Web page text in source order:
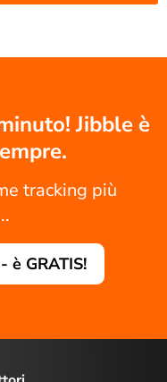
Jibble è
tracking più
è GRATIS!